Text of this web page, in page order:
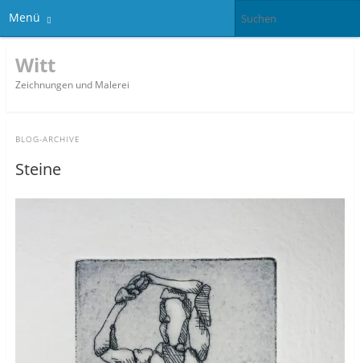
Menü
Witt
Zeichnungen und Malerei
BLOG-ARCHIVE
Steine